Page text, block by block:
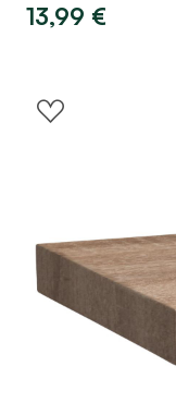
13,99 €